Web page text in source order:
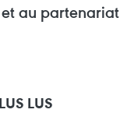
et au partenariat
LUS